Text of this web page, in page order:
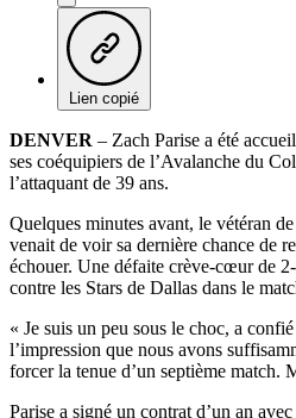
Lien copié
DENVER – Zach Parise a été
ses coéquipiers de l’Avalanche du
l’attaquant de 39 ans.
Quelques minutes avant, le vétéran
venait de voir sa dernière chance de
échouer. Une défaite crève-cœur de
contre les Stars de Dallas dans le
« Je suis un peu sous le choc, a confié
l’impression que nous avons
forcer la tenue d’un septième match.
Parise a signé un contrat d’un an